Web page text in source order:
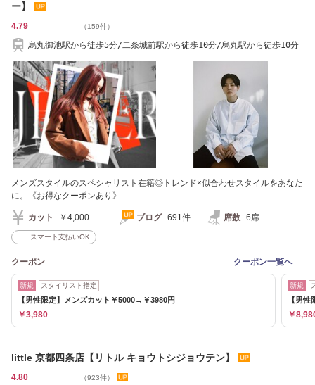
ー】
4.79 （159件）
烏丸御池駅から徒歩5分/二条城前駅から徒歩10分/烏丸駅から徒歩10分
メンズスタイルのスペシャリスト在籍◎トレンド×似合わせスタイルをあなた
に。《お得なクーポンあり》
カット ￥4,000 ブログ 691件 席数 6席
スマート支払いOK
クーポン クーポン一覧へ
新規 スタイリスト指定
【男性限定】メンズカット￥5000→￥3980円
￥3,980
新規
【男
￥
little 京都四条店【リトル キョウトシジョウテン】
4.80 （923件）